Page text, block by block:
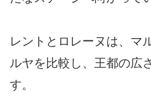
レントとロレーヌは、マ
ルヤを比較し、王都の広
す。